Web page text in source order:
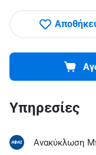
Υπηρεσίες
Ανακύκλωση